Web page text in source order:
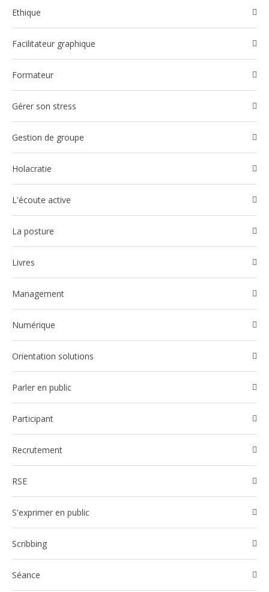
Ethique
Facilitateur graphique
Formateur
Gérer son stress
Gestion de groupe
Holacratie
l'écoute active
La posture
Livres
Management
Numérique
Orientation solutions
Parler en public
participant
Recrutement
RSE
S'exprimer en public
Scribbing
Séance